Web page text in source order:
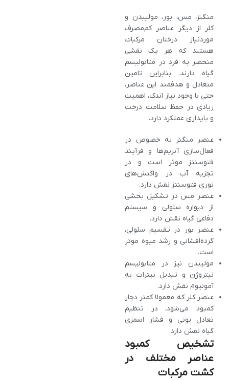
منگنز، مس، بور، مولیبدن و
کلر از دیگر عناصر کم‌مصرف
موردنیاز درختان مرکبات
هستند که هر یک نقشی
منحصر به فرد در متابولیسم
گیاه دارند. بنابراین تامین
متعادل و هدفمند این عناصر،
حتی با وجود نیاز اندک، اهمیت
زیادی در حفظ سلامت درخت
و پایداری عملکرد دارد.
عنصر منگنز به خصوص در
فعال‌سازی آنزیم‌ها و فرآیند
فتوسنتز موثر است و در
تجزیه آب در واکنش‌های
نوری فتوسنتز نقش دارد.
عنصر مس در تشکیل بخشی
از دیواره سلولی و سیستم
دفاعی گیاه نقش دارد.
عنصر بور در تقسیم سلولی،
گرده‌افشانی و رشد میوه موثر
است.
مولیبدن نیز در متابولیسم
نیتروژن و تبدیل نیترات به
آمونیوم نقش دارد.
عنصر کلر که معمولا کمتر دچار
کمبود می‌شود، در تنظیم
تعادل یونی و فشار اسمزی
گیاه نقش دارد.
تشخیص کمبود
عناصر مختلف در
کشت مرکبات